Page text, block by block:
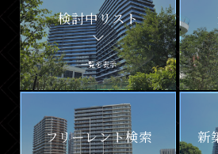
検討中リスト
一覧を表示
フリーレント検索 新